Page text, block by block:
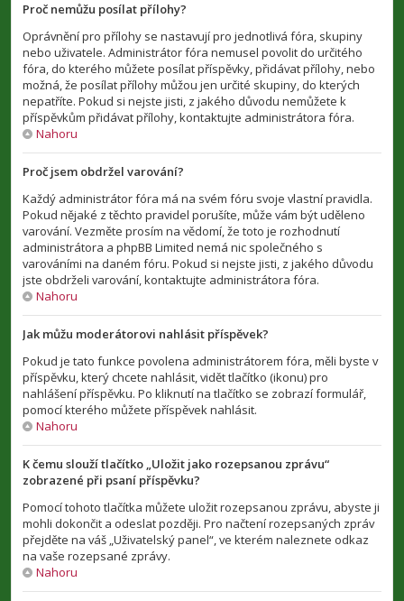
Proč nemůžu posílat přílohy?
Oprávnění pro přílohy se nastavují pro jednotlivá fóra, skupiny
nebo uživatele. Administrátor fóra nemusel povolit do určitého
fóra, do kterého můžete posílat příspěvky, přidávat přílohy, nebo
možná, že posílat přílohy můžou jen určité skupiny, do kterých
nepatříte. Pokud si nejste jisti, z jakého důvodu nemůžete k
příspěvkům přidávat přílohy, kontaktujte administrátora fóra.
Nahoru
Proč jsem obdržel varování?
Každý administrátor fóra má na svém fóru svoje vlastní pravidla.
Pokud nějaké z těchto pravidel porušíte, může vám být uděleno
varování. Vezměte prosím na vědomí, že toto je rozhodnutí
administrátora a phpBB Limited nemá nic společného s
varováními na daném fóru. Pokud si nejste jisti, z jakého důvodu
jste obdrželi varování, kontaktujte administrátora fóra.
Nahoru
Jak můžu moderátorovi nahlásit příspěvek?
Pokud je tato funkce povolena administrátorem fóra, měli byste v
příspěvku, který chcete nahlásit, vidět tlačítko (ikonu) pro
nahlášení příspěvku. Po kliknutí na tlačítko se zobrazí formulář,
pomocí kterého můžete příspěvek nahlásit.
Nahoru
K čemu slouží tlačítko „Uložit jako rozepsanou zprávu“
zobrazené při psaní příspěvku?
Pomocí tohoto tlačítka můžete uložit rozepsanou zprávu, abyste ji
mohli dokončit a odeslat později. Pro načtení rozepsaných zpráv
přejděte na váš „Uživatelský panel“, ve kterém naleznete odkaz
na vaše rozepsané zprávy.
Nahoru